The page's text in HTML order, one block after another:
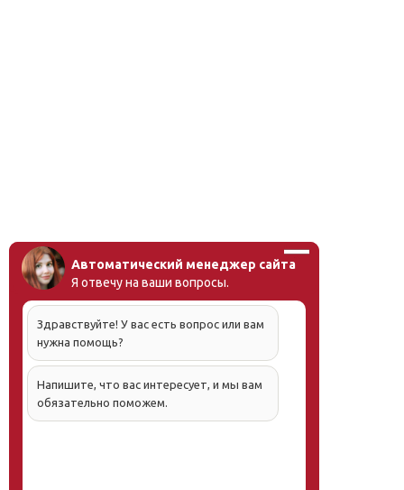
Автоматический менеджер сайта
Я отвечу на ваши вопросы.
Здравствуйте! У вас есть вопрос или вам
нужна помощь?
Напишите, что вас интересует, и мы вам
обязательно поможем.